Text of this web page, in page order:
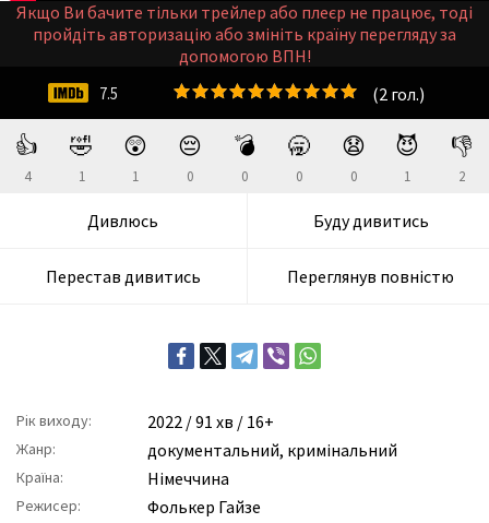
👍
4
🤣
1
😲
1
😔
0
💣
0
🥱
0
😧
0
😈
1
👎
2
Дивлюсь Буду дивитись
Перестав дивитись Переглянув повністю
Рік виходу: 2022 / 91 хв / 16+
Жанр: документальний, кримінальний
Країна: Німеччина
Режисер: Фолькер Гайзе
(2 гол.)
7.5
Якщо Ви бачите тільки трейлер або плеєр не працює, тоді
пройдіть авторизацію або змініть країну перегляду за
допомогою ВПН!